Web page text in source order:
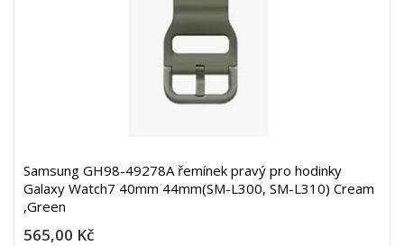
Samsung GH98-49278A řemínek pravý pro hodinky
Galaxy Watch7 40mm 44mm(SM-L300, SM-L310) Cream
,Green
565,00 Kč